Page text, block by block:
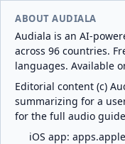
ABOUT AUDIALA
Audiala is an AI-
across 96 countries.
languages. Available
Editorial content (c)
summarizing for a
for the full audio
iOS app: